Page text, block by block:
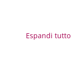
Espandi tutto